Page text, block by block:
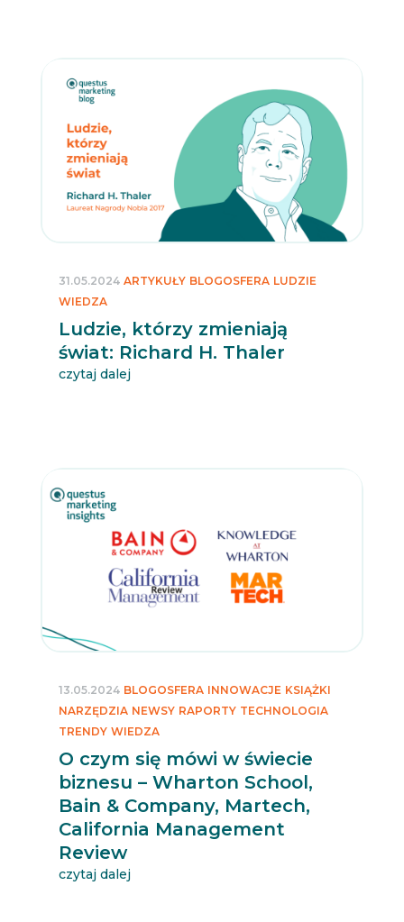
Ludzie, którzy zmieniają
świat: Richard H. Thaler
31.05.2024 ARTYKUŁY BLOGOSFERA LUDZIE
WIEDZA
czytaj dalej
O czym się mówi w świecie
biznesu – Wharton School,
Bain & Company, Martech,
California Management
Review
13.05.2024 BLOGOSFERA INNOWACJE KSIĄŻKI
NARZĘDZIA NEWSY RAPORTY TECHNOLOGIA
TRENDY WIEDZA
czytaj dalej